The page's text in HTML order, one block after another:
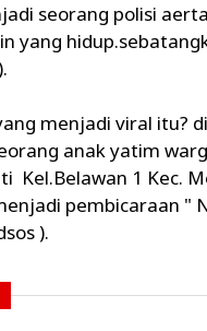
seorang polisi
yang
menjadi viral itu?
anak yatim
Kel.Belawan 1 Kec.
pembicaraan "
).